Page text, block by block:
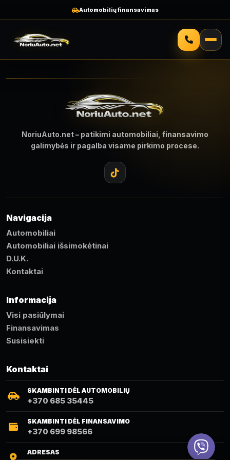
Automobilių finansavimas
NoriuAuto.net – patikimi automobiliai, finansavimo
galimybės ir pagalba visame pirkimo procese.
Navigacija
Automobiliai
Automobiliai išsimokėtinai
D.U.K.
Kontaktai
Informacija
Visi pasiūlymai
Finansavimas
Susisiekti
Kontaktai
SKAMBINTI DĖL AUTOMOBILIŲ
+370 685 35445
SKAMBINTI DĖL FINANSAVIMO
+370 699 98566
ADRESAS
Viber